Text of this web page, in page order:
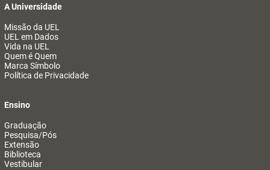
A Universidade
Missão da UEL
UEL em Dados
Vida na UEL
Quem é Quem
Marca Símbolo
Política de Privacidade
Ensino
Graduação
Pesquisa/Pós
Extensão
Biblioteca
Vestibular